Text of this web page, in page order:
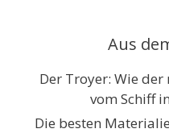
Aus
Der Troyer: Wie
vom Schiff
Die besten